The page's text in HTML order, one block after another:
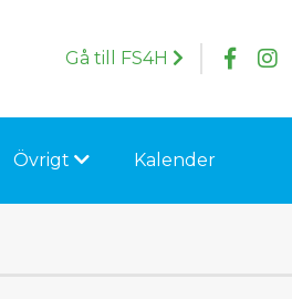
Gå till FS4H
Övrigt Kalender